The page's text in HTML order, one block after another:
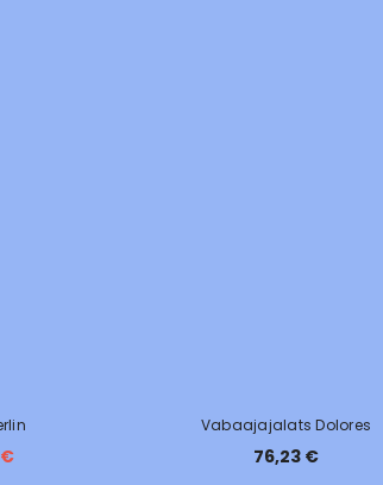
€
Vabaajajalats Dolores
76,23 €